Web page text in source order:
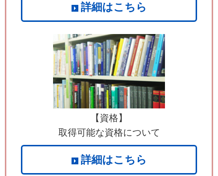
詳細はこちら
【資格】
取得可能な資格について
詳細はこちら